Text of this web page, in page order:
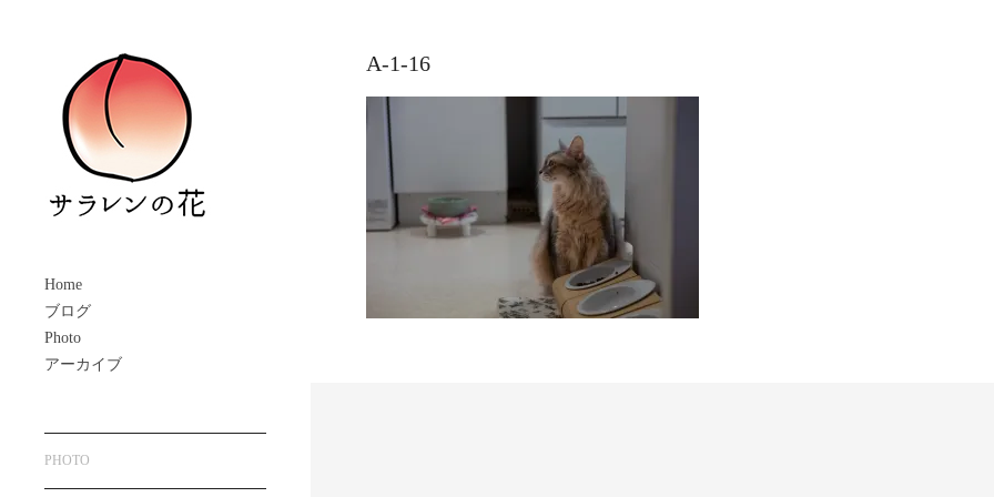
Home
ブログ
Photo
アーカイブ
PHOTO
A-1-16